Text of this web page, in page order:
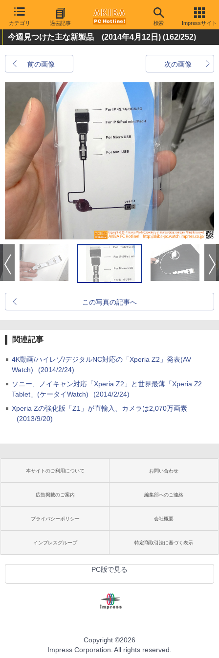
カテゴリ 過去記事 検索 Impressサイト
今週見つけた主な新製品 (2014年4月12日) (162/252)
前の画像 次の画像
この写真の記事へ
関連記事
4K動画/ハイレゾ/デジタルNC対応の「Xperia Z2」発表(AV
Watch)
(2014/2/24)
ソニー、ノイキャン対応「Xperia Z2」と世界最薄「Xperia Z2
Tablet」(ケータイWatch)
(2014/2/24)
Xperia Zの強化版「Z1」が直輸入、カメラは2,070万画素
(2013/9/20)
本サイトのご利用について お問い合わせ
広告掲載のご案内 編集部へのご連絡
プライバシーポリシー 会社概要
インプレスグループ 特定商取引法に基づく表示
PC版で見る
Copyright ©2026
Impress Corporation. All rights reserved.